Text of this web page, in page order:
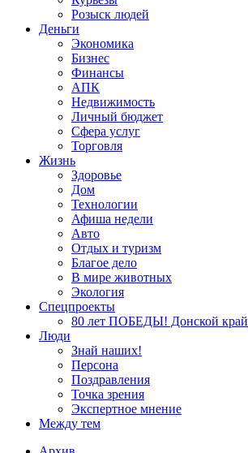
Розыск людей
Деньги
Экономика
Бизнес
Финансы
АПК
Недвижимость
Личный бюджет
Сфера услуг
Торговля
Жизнь
Здоровье
Дом
Технологии
Афиша недели
Авто
Отдых и туризм
Благое дело
В мире животных
Экология
Спецпроекты
80 лет ПОБЕДЫ! Донской край
Люди
Знай наших!
Персона
Поздравления
Точка зрения
Экспертное мнение
Между тем